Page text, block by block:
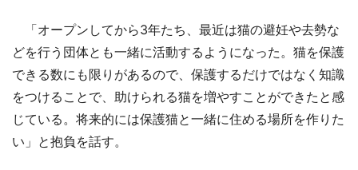
「オープンしてから3年たち、最近は猫の避妊や去勢な
どを行う団体とも一緒に活動するようになった。猫を保護
できる数にも限りがあるので、保護するだけではなく知識
をつけることで、助けられる猫を増やすことができたと感
じている。将来的には保護猫と一緒に住める場所を作りた
い」と抱負を話す。